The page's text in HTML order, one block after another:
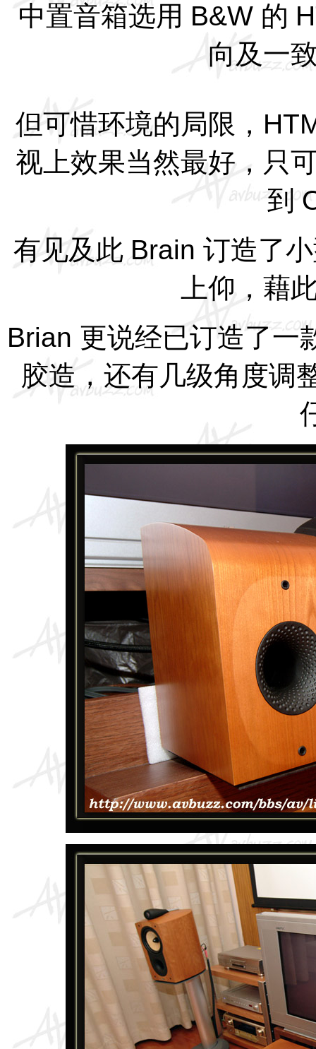
中置音箱选用 B&W 的
向及一
但可惜环境的局限，
视上效果当然最好，只
到
有见及此Brain 订造了
上仰，藉
Brian 更说经已订造了一
胶造，还有几级角度调